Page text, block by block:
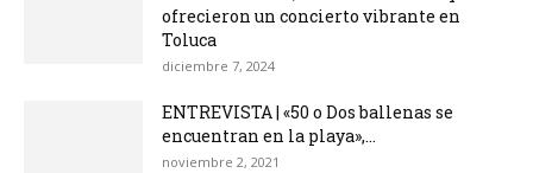
ofrecieron un concierto vibrante en
Toluca
diciembre 7, 2024
ENTREVISTA | «50 o Dos ballenas se
encuentran en la playa»,...
noviembre 2, 2021